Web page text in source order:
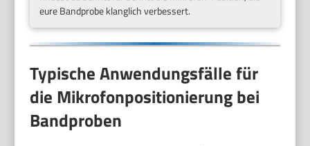
eure Bandprobe klanglich verbessert.
Typische Anwendungsfälle für
die Mikrofonpositionierung bei
Bandproben